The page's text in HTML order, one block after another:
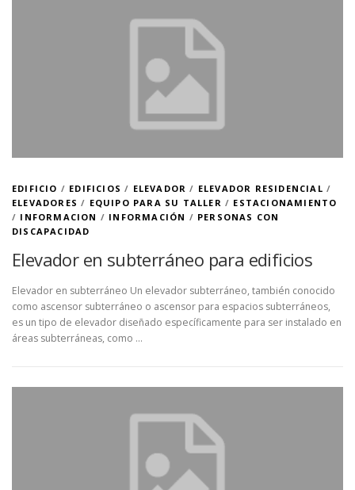
EDIFICIO / EDIFICIOS / ELEVADOR / ELEVADOR RESIDENCIAL /
ELEVADORES / EQUIPO PARA SU TALLER / ESTACIONAMIENTO
/ INFORMACION / INFORMACIÓN / PERSONAS CON
DISCAPACIDAD
Elevador en subterráneo para edificios
Elevador en subterráneo Un elevador subterráneo, también conocido
como ascensor subterráneo o ascensor para espacios subterráneos,
es un tipo de elevador diseñado específicamente para ser instalado en
áreas subterráneas, como …